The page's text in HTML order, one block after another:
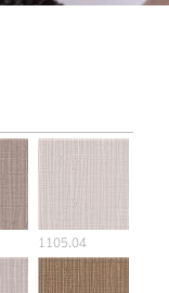
1105.04